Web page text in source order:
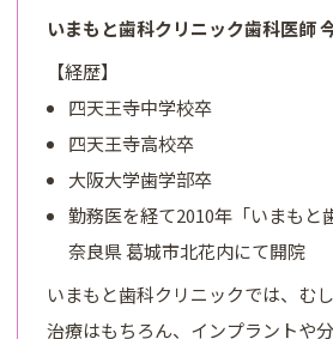
いまもと歯科クリニック歯科医師
【経歴】
四天王寺中学校卒
四天王寺高校卒
大阪大学歯学部卒
勤務医を経て2010年「いまもと
奈良県 葛城市北花内にて開院
いまもと歯科クリニックでは、む
治療はもちろん、インプラントや